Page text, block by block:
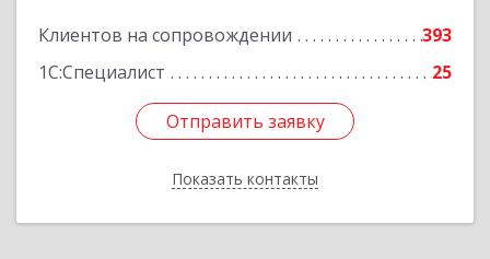
Клиентов на сопровождении
393
1С:Специалист
25
Отправить заявку
Показать контакты
Подробнее
Отправить заявку
Назад